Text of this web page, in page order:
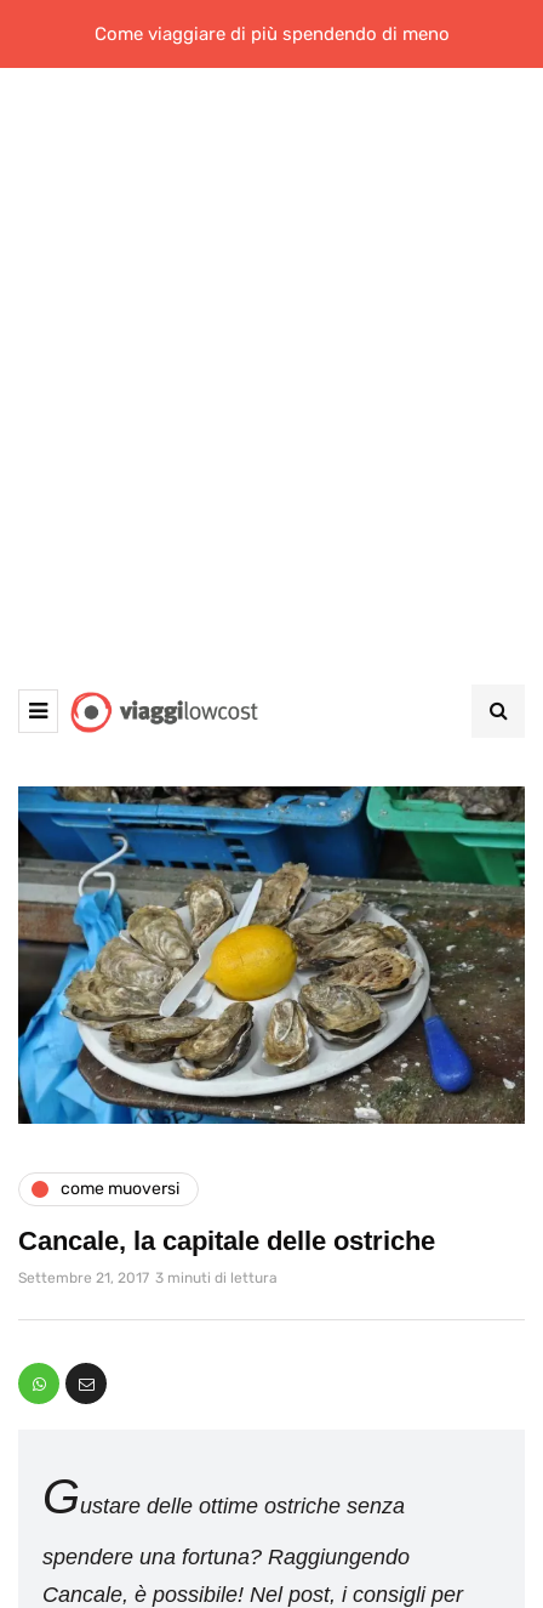
Come viaggiare di più spendendo di meno
come muoversi
Cancale, la capitale delle ostriche
Settembre 21, 2017 3 minuti di lettura
Gustare delle ottime ostriche senza
spendere una fortuna? Raggiungendo
Cancale, è possibile! Nel post, i consigli per